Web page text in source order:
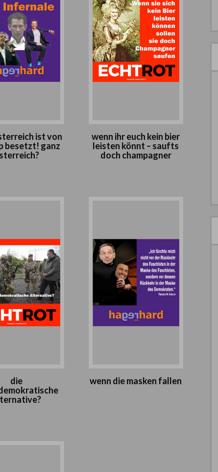
ist von
besetzt! ganz
wenn ihr euch kein bier
leisten könnt – saufts
doch champagner
die
wenn die masken fallen